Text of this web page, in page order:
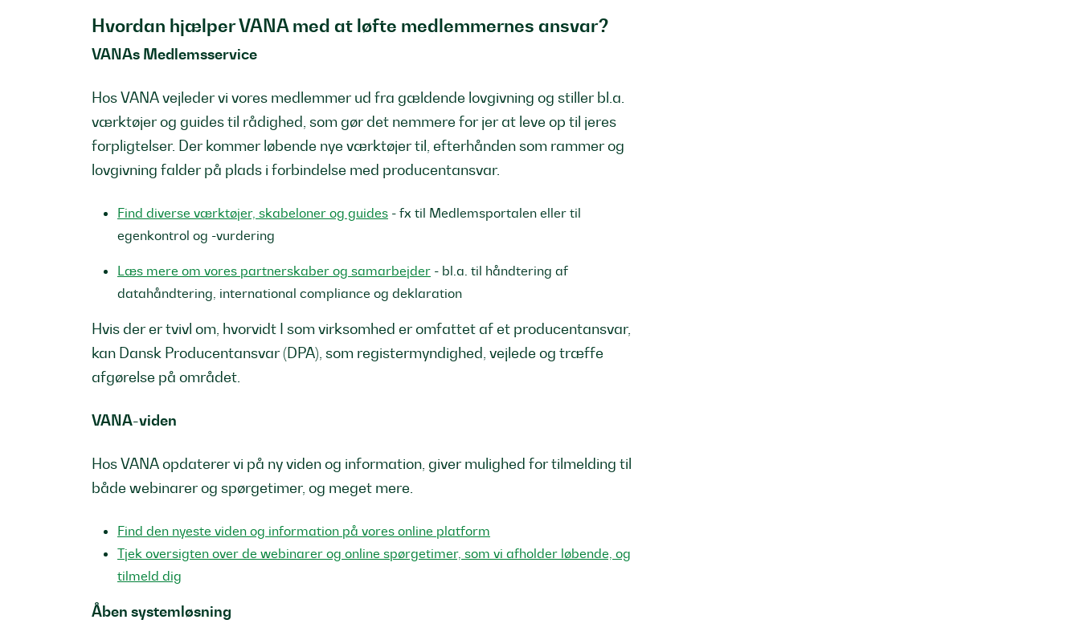
Hvordan hjælper VANA med at løfte medlemmernes ansvar?
VANAs Medlemsservice
Hos VANA vejleder vi vores medlemmer ud fra gældende lovgivning og stiller bl.a.
værktøjer og guides til rådighed, som gør det nemmere for jer at leve op til jeres
forpligtelser. Der kommer løbende nye værktøjer til, efterhånden som rammer og
lovgivning falder på plads i forbindelse med producentansvar.
Find diverse værktøjer, skabeloner og guides - fx til Medlemsportalen eller til
egenkontrol og -vurdering
Læs mere om vores partnerskaber og samarbejder - bl.a. til håndtering af
datahåndtering, international compliance og deklaration
Hvis der er tvivl om, hvorvidt I som virksomhed er omfattet af et producentansvar,
kan Dansk Producentansvar (DPA), som registermyndighed, vejlede og træffe
afgørelse på området.
VANA-viden
Hos VANA opdaterer vi på ny viden og information, giver mulighed for tilmelding til
både webinarer og spørgetimer, og meget mere.
Find den nyeste viden og information på vores online platform
Tjek oversigten over de webinarer og online spørgetimer, som vi afholder løbende, og
tilmeld dig
Åben systemløsning